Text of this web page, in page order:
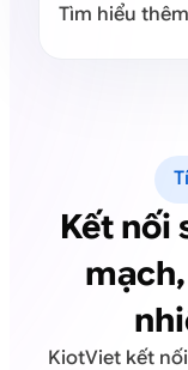
Tìm hiểu thêm
Kết nối
KiotViet kết